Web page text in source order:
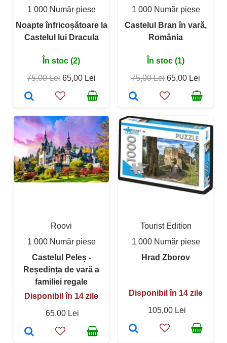
1 000 Număr piese
Noapte înfricoșătoare la
Castelul lui Dracula
În stoc (2)
75,00 Lei 65,00 Lei
1 000 Număr piese
Castelul Bran în vară,
România
În stoc (1)
75,00 Lei 65,00 Lei
Roovi
1 000 Număr piese
Castelul Peleș -
Reședința de vară a
familiei regale
Disponibil în 14 zile
65,00 Lei
Tourist Edition
1 000 Număr piese
Hrad Zborov
Disponibil în 14 zile
105,00 Lei